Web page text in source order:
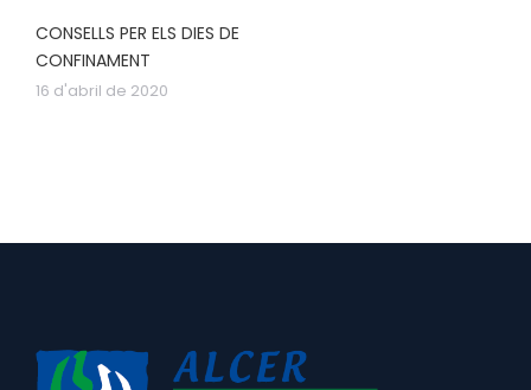
CONSELLS PER ELS DIES DE
CONFINAMENT
16 d'abril de 2020